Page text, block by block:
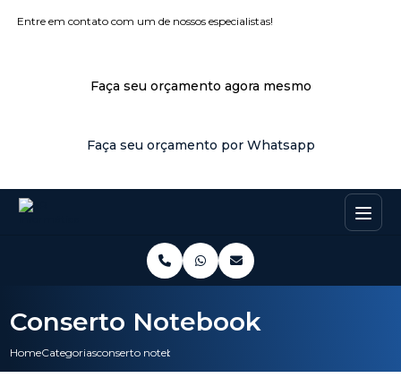
Entre em contato com um de nossos especialistas!
Faça seu orçamento agora mesmo
Faça seu orçamento por Whatsapp
HomeCategoriasconserto notebook
Conserto Notebook